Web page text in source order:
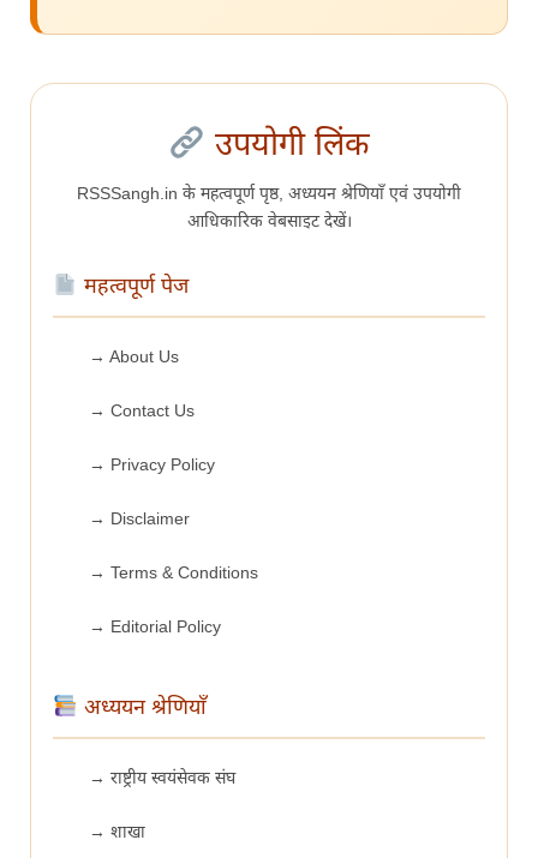
उपयोगी लिंक
RSSSangh.in के महत्वपूर्ण पृष्ठ, अध्ययन श्रेणियाँ एवं उपयोगी
आधिकारिक वेबसाइट देखें।
महत्वपूर्ण पेज
→ About Us
→ Contact Us
→ Privacy Policy
→ Disclaimer
→ Terms & Conditions
→ Editorial Policy
अध्ययन श्रेणियाँ
→ राष्ट्रीय स्वयंसेवक संघ
→ शाखा